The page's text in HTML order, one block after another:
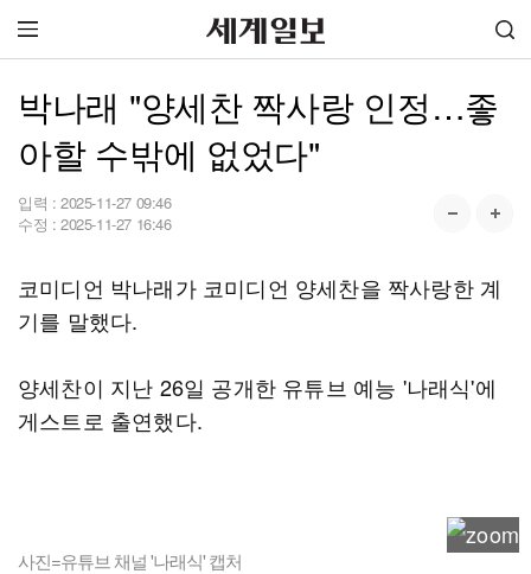
박나래 "양세찬 짝사랑 인정…좋
아할 수밖에 없었다"
입력 : 2025-11-27 09:46
수정 : 2025-11-27 16:46
코미디언 박나래가 코미디언 양세찬을 짝사랑한 계
기를 말했다.
양세찬이 지난 26일 공개한 유튜브 예능 '나래식'에
게스트로 출연했다.
사진=유튜브 채널 '나래식' 캡처